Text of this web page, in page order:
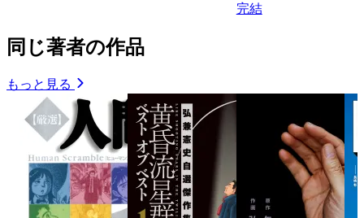
完結
同じ著者の作品
もっと見る